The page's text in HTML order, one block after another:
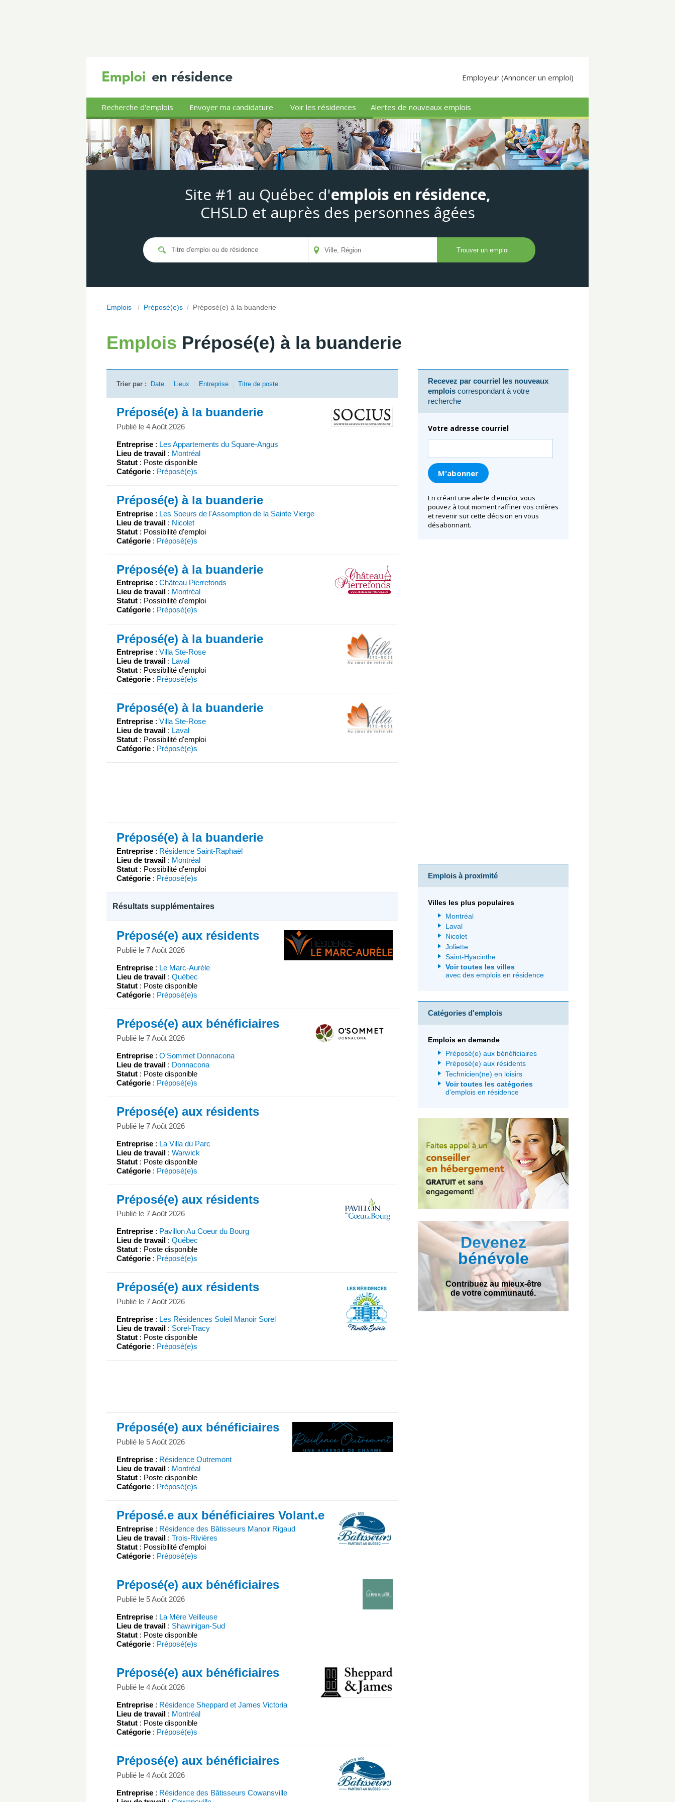
Employeur (Annoncer un emploi)
Recherche d'emplois Envoyer ma candidature Voir les résidences Alertes de nouveaux emplois
Site #1 au Québec d'emplois en résidence,
CHSLD et auprès des personnes âgées
Emplois / Préposé(e)s / Préposé(e) à la buanderie
Emplois Préposé(e) à la buanderie
Trier par : Date Lieux Entreprise Titre de poste
Préposé(e) à la buanderie
Publié le 4 Août 2026
Entreprise : Les Appartements du Square-Angus
Lieu de travail : Montréal
Statut : Poste disponible
Catégorie : Préposé(e)s
Préposé(e) à la buanderie
Entreprise : Les Soeurs de l'Assomption de la Sainte Vierge
Lieu de travail : Nicolet
Statut : Possibilité d'emploi
Catégorie : Préposé(e)s
Préposé(e) à la buanderie
Entreprise : Château Pierrefonds
Lieu de travail : Montréal
Statut : Possibilité d'emploi
Catégorie : Préposé(e)s
Préposé(e) à la buanderie
Entreprise : Villa Ste-Rose
Lieu de travail : Laval
Statut : Possibilité d'emploi
Catégorie : Préposé(e)s
Préposé(e) à la buanderie
Entreprise : Villa Ste-Rose
Lieu de travail : Laval
Statut : Possibilité d'emploi
Catégorie : Préposé(e)s
Préposé(e) à la buanderie
Entreprise : Résidence Saint-Raphaël
Lieu de travail : Montréal
Statut : Possibilité d'emploi
Catégorie : Préposé(e)s
Résultats supplémentaires
Préposé(e) aux résidents
Publié le 7 Août 2026
Entreprise : Le Marc-Aurèle
Lieu de travail : Québec
Statut : Poste disponible
Catégorie : Préposé(e)s
Préposé(e) aux bénéficiaires
Publié le 7 Août 2026
Entreprise : O'Sommet Donnacona
Lieu de travail : Donnacona
Statut : Poste disponible
Catégorie : Préposé(e)s
Préposé(e) aux résidents
Publié le 7 Août 2026
Entreprise : La Villa du Parc
Lieu de travail : Warwick
Statut : Poste disponible
Catégorie : Préposé(e)s
Préposé(e) aux résidents
Publié le 7 Août 2026
Entreprise : Pavillon Au Coeur du Bourg
Lieu de travail : Québec
Statut : Poste disponible
Catégorie : Préposé(e)s
Préposé(e) aux résidents
Publié le 7 Août 2026
Entreprise : Les Résidences Soleil Manoir Sorel
Lieu de travail : Sorel-Tracy
Statut : Poste disponible
Catégorie : Préposé(e)s
Préposé(e) aux bénéficiaires
Publié le 5 Août 2026
Entreprise : Résidence Outremont
Lieu de travail : Montréal
Statut : Poste disponible
Catégorie : Préposé(e)s
Préposé.e aux bénéficiaires Volant.e
Entreprise : Résidence des Bâtisseurs Manoir Rigaud
Lieu de travail : Trois-Rivières
Statut : Possibilité d'emploi
Catégorie : Préposé(e)s
Préposé(e) aux bénéficiaires
Publié le 5 Août 2026
Entreprise : La Mère Veilleuse
Lieu de travail : Shawinigan-Sud
Statut : Poste disponible
Catégorie : Préposé(e)s
Préposé(e) aux bénéficiaires
Publié le 4 Août 2026
Entreprise : Résidence Sheppard et James Victoria
Lieu de travail : Montréal
Statut : Poste disponible
Catégorie : Préposé(e)s
Préposé(e) aux bénéficiaires
Publié le 4 Août 2026
Entreprise : Résidence des Bâtisseurs Cowansville
Recevez par courriel les nouveaux
emplois correspondant à votre
recherche
Votre adresse courriel
En créant une alerte d'emploi, vous
pouvez à tout moment raffiner vos critères
et revenir sur cette décision en vous
désabonnant.
Emplois à proximité
Villes les plus populaires
Montréal
Laval
Nicolet
Joliette
Saint-Hyacinthe
Voir toutes les villes
avec des emplois en résidence
Catégories d'emplois
Emplois en demande
Préposé(e) aux bénéficiaires
Préposé(e) aux résidents
Technicien(ne) en loisirs
Voir toutes les catégories
d'emplois en résidence
Devenez
bénévole
Contribuez au mieux-être
de votre communauté.